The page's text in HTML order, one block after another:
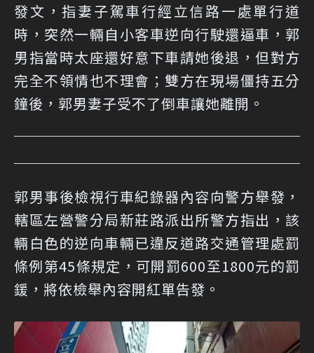
發文，指妻子駕車行經立信路一處單行道
時，突然一輛自小客車逆向行駛還逼車，郭
男指當時太座還好意下車請她後退，但對方
完全不領情也不理會；雙方在現場僵持五分
鐘後，郭男妻子受不了倒車讓她離開。
郭男事後檢視行車紀錄器內容向警方舉發，
轄區左營警分局新莊路派出所警方指出，該
輛白色的逆向車輛已違反道路交通管理處罰
條例第45條規定，可開罰600至1800元的罰
鍰，將依檢舉內容開紅單告發。